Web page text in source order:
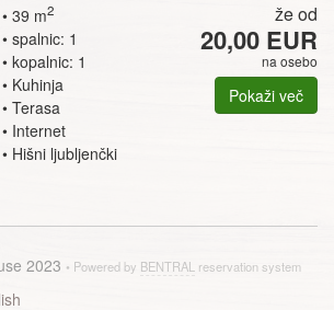
39 m2
spalnic: 1
kopalnic: 1
Kuhinja
Terasa
Internet
Hišni ljubljenčki
že od
20,00 EUR
na osebo
Pokaži več
2023 Powered by BENTRAL reservation system